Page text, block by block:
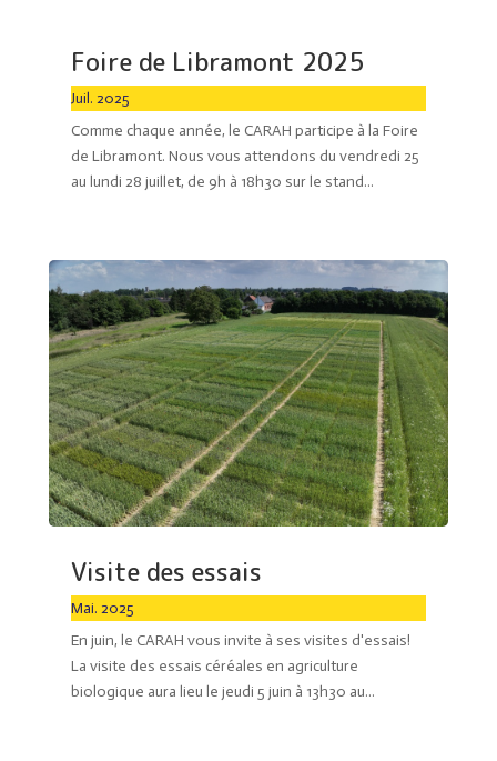
Foire de Libramont 2025
Juil. 2025
Comme chaque année, le CARAH participe à la Foire
de Libramont. Nous vous attendons du vendredi 25
au lundi 28 juillet, de 9h à 18h30 sur le stand...
Visite des essais
Mai. 2025
En juin, le CARAH vous invite à ses visites d'essais!
La visite des essais céréales en agriculture
biologique aura lieu le jeudi 5 juin à 13h30 au...